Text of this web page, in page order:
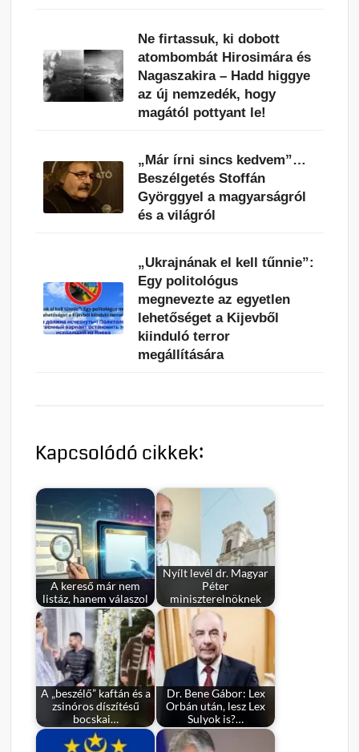
Ne firtassuk, ki dobott
atombombát Hirosimára és
Nagaszakira – Hadd higgye
az új nemzedék, hogy
magától pottyant le!
„Már írni sincs kedvem”…
Beszélgetés Stoffán
Györggyel a magyarságról
és a világról
„Ukrajnának el kell tűnnie”:
Egy politológus
megnevezte az egyetlen
lehetőséget a Kijevből
kiinduló terror
megállítására
Kapcsolódó cikkek:
A kereső már nem
listáz, hanem válaszol
Nyílt levél dr. Magyar
Péter
miniszterelnöknek
A „beszélő” kaftán és a
zsinóros díszítésű
bocskai…
Dr. Bene Gábor: Lex
Orbán után, lesz Lex
Sulyok is?…